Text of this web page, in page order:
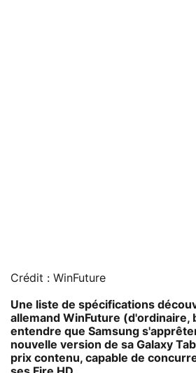
Crédit : WinFuture
Une liste de spécifications
allemand WinFuture (d'ordinaire,
entendre que Samsung
nouvelle version de sa Galaxy
prix contenu, capable de